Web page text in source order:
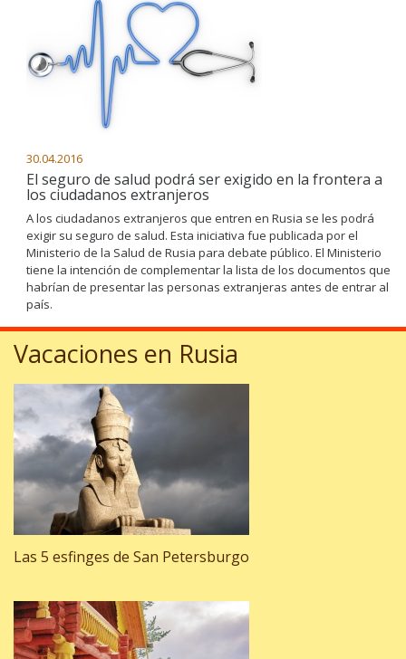
30.04.2016
El seguro de salud podrá ser exigido en la frontera a
los ciudadanos extranjeros
A los ciudadanos extranjeros que entren en Rusia se les podrá
exigir su seguro de salud. Esta iniciativa fue publicada por el
Ministerio de la Salud de Rusia para debate público. El Ministerio
tiene la intención de complementar la lista de los documentos que
habrían de presentar las personas extranjeras antes de entrar al
país.
Vacaciones en Rusia
Las 5 esfinges de San Petersburgo